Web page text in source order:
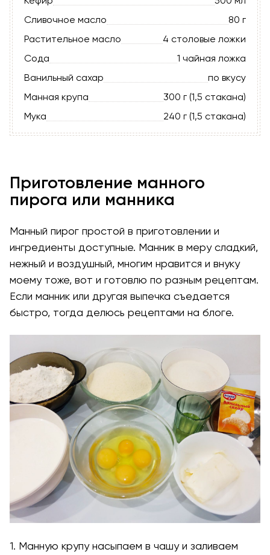
Сливочное масло
80 г
Растительное масло
4 столовые ложки
Сода
1 чайная ложка
Ванильный сахар
по вкусу
Манная крупа
300 г (1,5 стакана)
Мука
240 г (1,5 стакана)
Приготовление манного
пирога или манника
Манный пирог простой в приготовлении и
ингредиенты доступные. Манник в меру сладкий,
нежный и воздушный, многим нравится и внуку
моему тоже, вот и готовлю по разным рецептам.
Если манник или другая выпечка съедается
быстро, тогда делюсь рецептами на блоге.
1. Манную крупу насыпаем в чашу и заливаем